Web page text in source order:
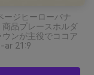
ージヒーローバナ
品プレースホルダ
ンが主役でココア
ar 21:9